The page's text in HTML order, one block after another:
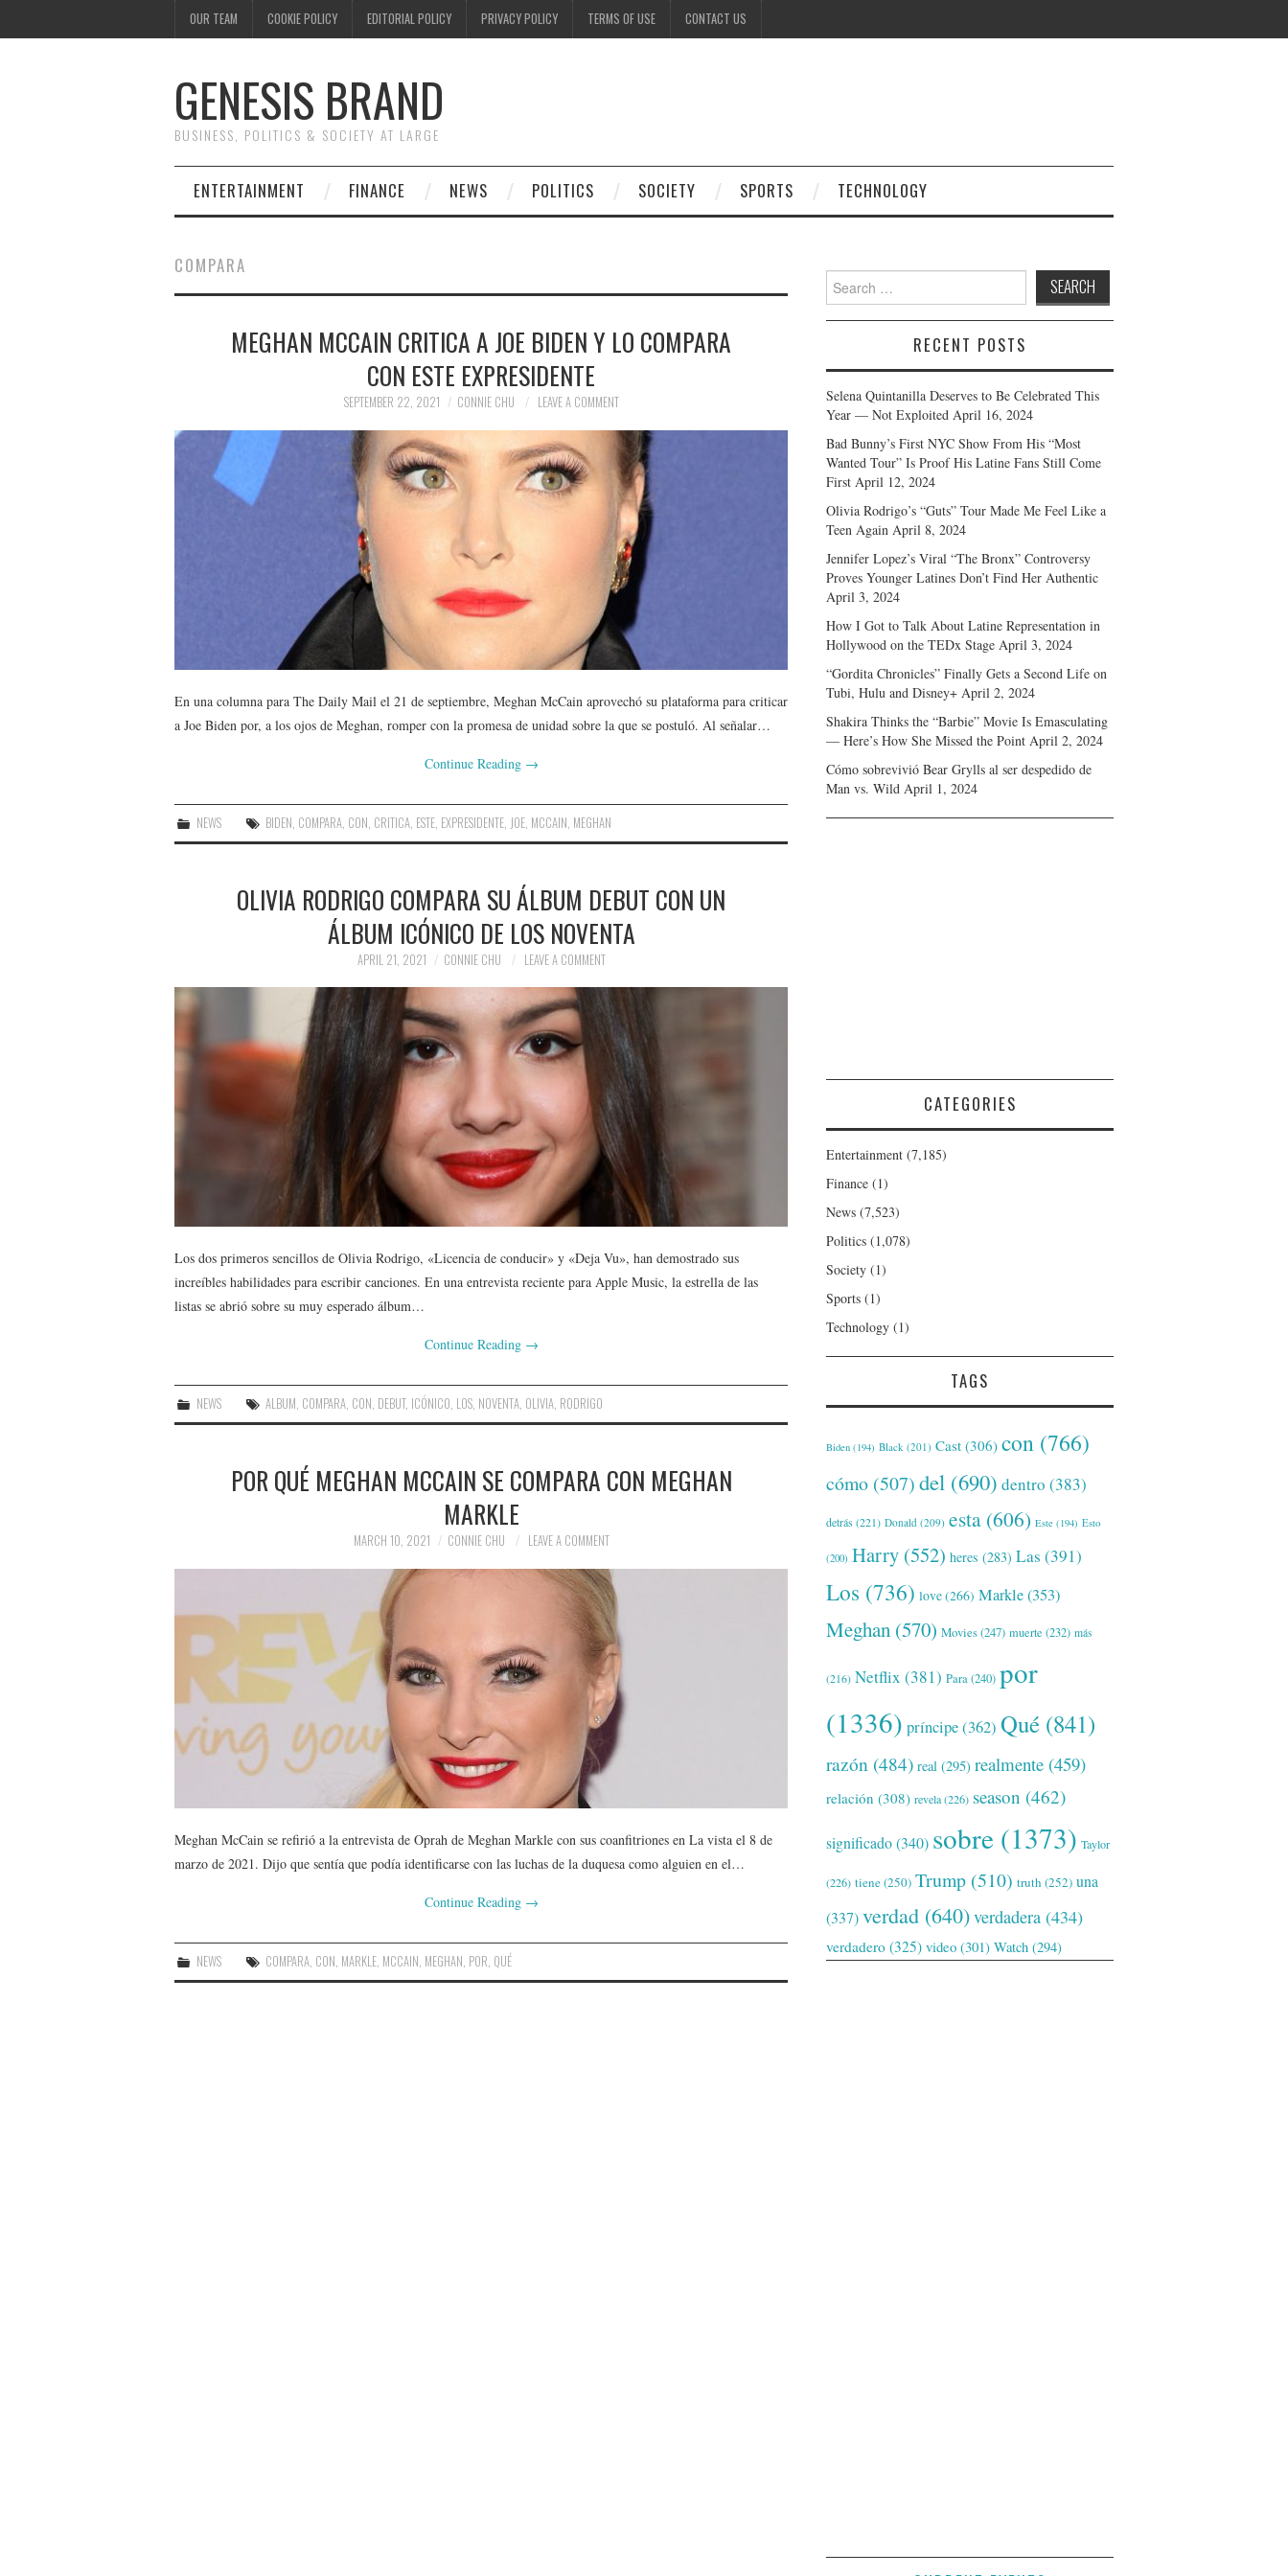
OUR TEAM COOKIE POLICY EDITORIAL POLICY PRIVACY POLICY TERMS OF USE CONTACT US
GENESIS BRAND
BUSINESS, POLITICS & SOCIETY AT LARGE
ENTERTAINMENT FINANCE NEWS POLITICS SOCIETY SPORTS TECHNOLOGY
COMPARA
MEGHAN MCCAIN CRITICA A JOE BIDEN Y LO COMPARA
CON ESTE EXPRESIDENTE
SEPTEMBER 22, 2021 CONNIE CHU LEAVE A COMMENT
En una columna para The Daily Mail el 21 de septiembre, Meghan McCain aprovechó su plataforma para criticar
a Joe Biden por, a los ojos de Meghan, romper con la promesa de unidad sobre la que se postuló. Al señalar…
Continue Reading →
NEWS BIDEN COMPARA CON CRITICA ESTE EXPRESIDENTE JOE MCCAIN MEGHAN
OLIVIA RODRIGO COMPARA SU ÁLBUM DEBUT CON UN
ÁLBUM ICÓNICO DE LOS NOVENTA
APRIL 21, 2021 CONNIE CHU LEAVE A COMMENT
Los dos primeros sencillos de Olivia Rodrigo, «Licencia de conducir» y «Deja Vu», han demostrado sus
increíbles habilidades para escribir canciones. En una entrevista reciente para Apple Music, la estrella de las
listas se abrió sobre su muy esperado álbum…
Continue Reading →
NEWS ALBUM, COMPARA, CON, DEBUT, ICÓNICO, LOS, NOVENTA, OLIVIA, RODRIGO
POR QUÉ MEGHAN MCCAIN SE COMPARA CON MEGHAN
MARKLE
MARCH 10, 2021 CONNIE CHU LEAVE A COMMENT
Meghan McCain se refirió a la entrevista de Oprah de Meghan Markle con sus coanfitriones en La vista el 8 de
marzo de 2021. Dijo que sentía que podía identificarse con las luchas de la duquesa como alguien en el…
Continue Reading →
NEWS COMPARA CON MARKLE MCCAIN MEGHAN POR QUÉ
Search
for:
RECENT POSTS
Selena Quintanilla Deserves to Be Celebrated This
Year — Not Exploited April 16, 2024
Bad Bunny’s First NYC Show From His “Most
Wanted Tour” Is Proof His Latine Fans Still Come
First April 12, 2024
Olivia Rodrigo’s “Guts” Tour Made Me Feel Like a
Teen Again April 8, 2024
Jennifer Lopez’s Viral “The Bronx” Controversy
Proves Younger Latines Don’t Find Her Authentic
April 3, 2024
How I Got to Talk About Latine Representation in
Hollywood on the TEDx Stage April 3, 2024
“Gordita Chronicles” Finally Gets a Second Life on
Tubi, Hulu and Disney+ April 2, 2024
Shakira Thinks the “Barbie” Movie Is Emasculating
— Here’s How She Missed the Point April 2, 2024
Cómo sobrevivió Bear Grylls al ser despedido de
Man vs. Wild April 1, 2024
CATEGORIES
Entertainment (7,185)
Finance (1)
News (7,523)
Politics (1,078)
Society (1)
Sports (1)
Technology (1)
TAGS
Biden (194) Black (201) Cast (306) con (766)
cómo (507)del (690) dentro (383)
detrás (221) Donald (209) esta (606) Este (194) Esto
(200) Harry (552) heres (283) Las (391)
Los (736) love(266) Markle(353)
Meghan (570) Movies(247) muerte (232) más
(216) Netflix (381) Para(240) por
(1336) príncipe(362) Qué (841)
razón (484) real (295) realmente (459)
relación (308) revela(226) season (462)
significado(340) sobre (1373) Taylor
(226) tiene(250) Trump (510) truth (252) una
(337)verdad (640)verdadera (434)
verdadero (325) video (301) Watch (294)